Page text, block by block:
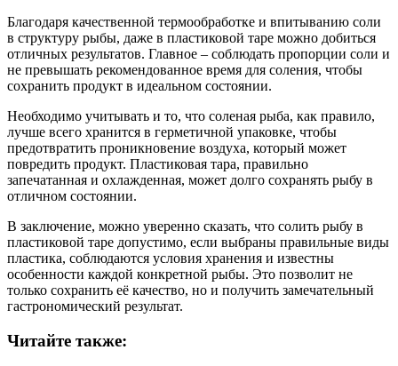
Благодаря качественной термообработке и впитыванию соли
в структуру рыбы, даже в пластиковой таре можно добиться
отличных результатов. Главное – соблюдать пропорции соли и
не превышать рекомендованное время для соления, чтобы
сохранить продукт в идеальном состоянии.
Необходимо учитывать и то, что соленая рыба, как правило,
лучше всего хранится в герметичной упаковке, чтобы
предотвратить проникновение воздуха, который может
повредить продукт. Пластиковая тара, правильно
запечатанная и охлажденная, может долго сохранять рыбу в
отличном состоянии.
В заключение, можно уверенно сказать, что солить рыбу в
пластиковой таре допустимо, если выбраны правильные виды
пластика, соблюдаются условия хранения и известны
особенности каждой конкретной рыбы. Это позволит не
только сохранить её качество, но и получить замечательный
гастрономический результат.
Читайте также: